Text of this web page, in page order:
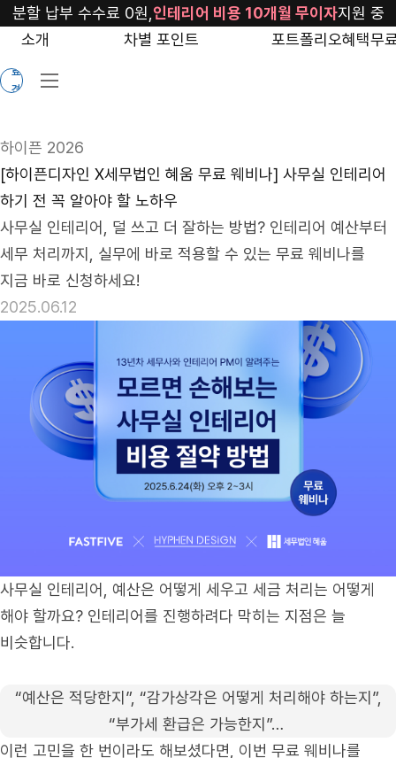
blog/interior-
budget-
webinar
료
견
소개 차별 포인트 포트폴리오혜택무
분할 납부 수수료 0원, 인테리어 비용 10개월 무이자지원 중
[하이픈디자인 X세무법인 혜움 무료 웨비나] 사무실 인테리어
하기 전 꼭 알아야 할 노하우
사무실 인테리어, 덜 쓰고 더 잘하는 방법? 인테리어 예산부터
세무 처리까지, 실무에 바로 적용할 수 있는 무료 웨비나를
지금 바로 신청하세요!
하이픈 2026
2025.06.12
사무실 인테리어, 예산은 어떻게 세우고 세금 처리는 어떻게
해야 할까요? 인테리어를 진행하려다 막히는 지점은 늘
비슷합니다.
“예산은 적당한지”, “감가상각은 어떻게 처리해야 하는지”,
“부가세 환급은 가능한지”…
이런 고민을 한 번이라도 해보셨다면, 이번 무료 웨비나를